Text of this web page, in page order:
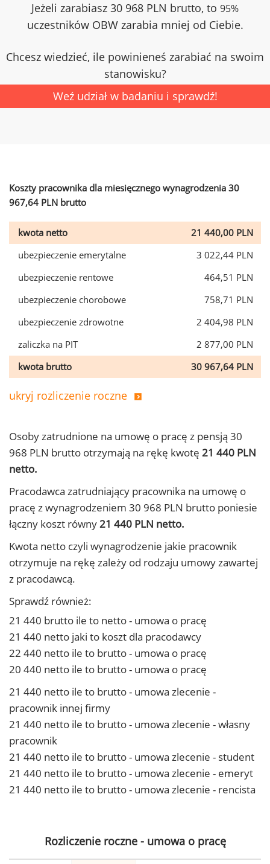
Jeżeli zarabiasz 30 968 PLN brutto, to 95%
uczestników OBW zarabia mniej od Ciebie.
Chcesz wiedzieć, ile powinieneś zarabiać na swoim
stanowisku?
Weź udział w badaniu i sprawdź!
Koszty pracownika dla miesięcznego wynagrodzenia 30
967,64 PLN brutto
kwota netto
21 440,00 PLN
ubezpieczenie emerytalne
3 022,44 PLN
ubezpieczenie rentowe
464,51 PLN
ubezpieczenie chorobowe
758,71 PLN
ubezpieczenie zdrowotne
2 404,98 PLN
zaliczka na PIT
2 877,00 PLN
kwota brutto
30 967,64 PLN
ukryj rozliczenie roczne
Osoby zatrudnione na umowę o pracę z pensją 30
968 PLN brutto otrzymają na rękę kwotę 21 440 PLN
netto.
Pracodawca zatrudniający pracownika na umowę o
pracę z wynagrodzeniem 30 968 PLN brutto poniesie
łączny koszt równy21 440 PLN netto.
Kwota netto czyli wynagrodzenie jakie pracownik
otrzymuje na rękę zależy od rodzaju umowy zawartej
z pracodawcą.
Sprawdź również:
21 440 brutto ile to netto - umowa o pracę
21 440 netto jaki to koszt dla pracodawcy
22 440 netto ile to brutto - umowa o pracę
20 440 netto ile to brutto - umowa o pracę
21 440 netto ile to brutto - umowa zlecenie -
pracownik innej firmy
21 440 netto ile to brutto - umowa zlecenie - własny
pracownik
21 440 netto ile to brutto - umowa zlecenie - student
21 440 netto ile to brutto - umowa zlecenie - emeryt
21 440 netto ile to brutto - umowa zlecenie - rencista
Rozliczenie roczne - umowa o pracę